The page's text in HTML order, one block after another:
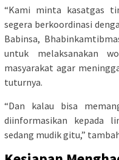
“Kami minta kasatgas
segera berkoordinasi
Babinsa,
untuk melaksanakan
masyarakat agar
tuturnya.
“Dan kalau bisa
diinformasikan kepada
sedang mudik gitu,”